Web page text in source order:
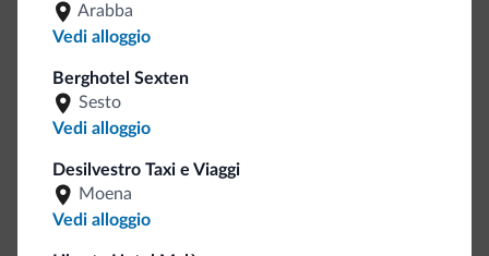
Arabba
Vedi alloggio
Berghotel Sexten
Sesto
Vedi alloggio
Desilvestro Taxi e Viaggi
Moena
Vedi alloggio
Dolomiti.it!